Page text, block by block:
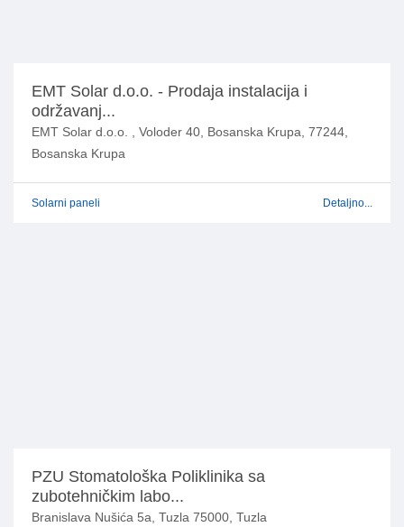
EMT Solar d.o.o. - Prodaja instalacija i
održavanj...
EMT Solar d.o.o. , Voloder 40, Bosanska Krupa, 77244,
Bosanska Krupa
Solarni paneli Detaljno...
PZU Stomatološka Poliklinika sa
zubotehničkim labo...
Branislava Nušića 5a, Tuzla 75000, Tuzla